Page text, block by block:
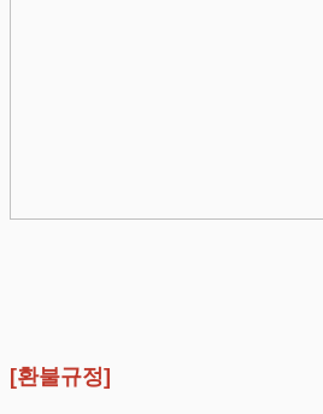
[환불규정]